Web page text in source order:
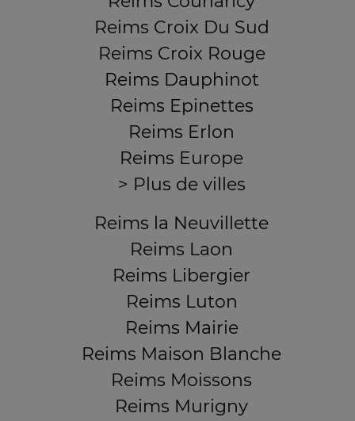
Reims Croix Du Sud
Reims Croix Rouge
Reims Dauphinot
Reims Epinettes
Reims Erlon
Reims Europe
> Plus de villes
Reims la Neuvillette
Reims Laon
Reims Libergier
Reims Luton
Reims Mairie
Reims Maison Blanche
Reims Moissons
Reims Murigny